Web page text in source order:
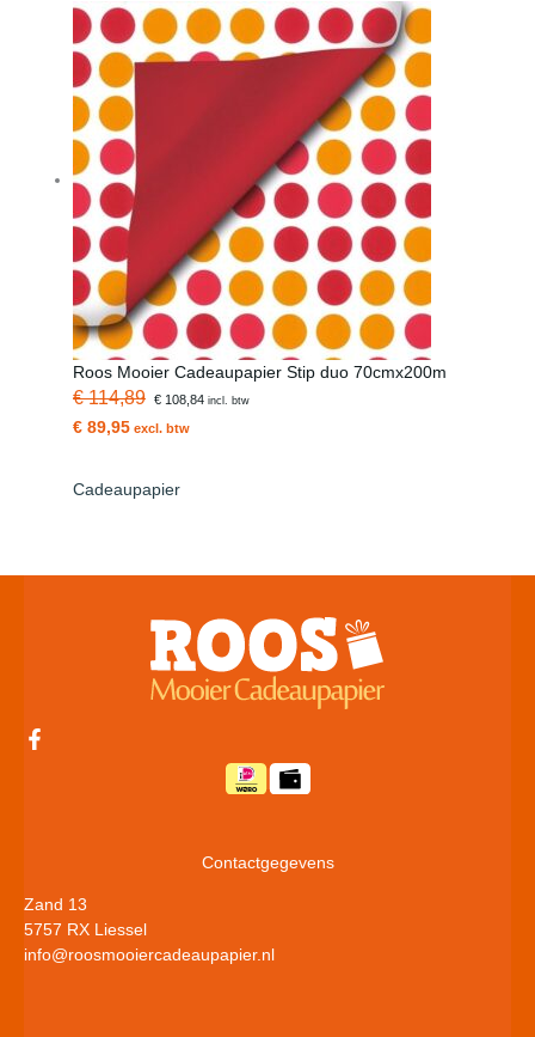
Roos Mooier Cadeaupapier Stip duo 70cmx200m
€ 114,89 € 108,84incl. btw
€ 89,95 excl. btw
Cadeaupapier
Contactgegevens
Zand 13
5757 RX Liessel
info@roosmooiercadeaupapier.nl